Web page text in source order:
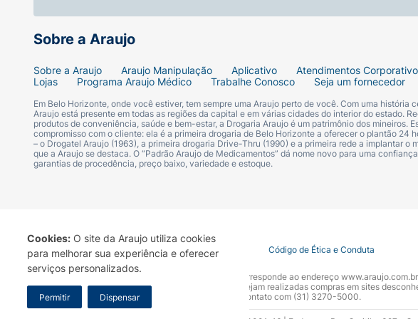
Cookies: O site da Araujo utiliza cookies
para melhorar sua experiência e oferecer
serviços personalizados.
Permitir Dispensar
Sobre a Araujo
Sobre a Araujo Araujo Manipulação Aplicativo Atendimentos
Lojas
Programa Araujo Médico Trabalhe Conosco Seja um fornecedor
Em Belo Horizonte, onde você estiver, tem sempre uma Araujo perto de você. Com uma
Araujo está presente em todas as regiões da capital e em várias cidades do interior do estado.
produtos de conveniência, saúde e bem-estar, a Drogaria Araujo é um patrimônio dos mineiros.
compromisso com o cliente: ela é a primeira drogaria de Belo Horizonte a oferecer o plantão 24
– o Drogatel Araujo (1963), a primeira drogaria Drive-Thru (1990) e a primeira rede a implantar
que a Araujo se destaca. O “Padrão Araujo de Medicamentos” dá nome novo para uma
garantias de procedência, preço baixo, variedade e estoque.
Termo de Uso Portal da Privacidade Covid-19 Código de Ética e Conduta
A Drogaria Araujo S/A informa que o seu site oficial corresponde ao endereço
marca. Para sua segurança recomendamos que não sejam realizadas compras em sites
Araujo S.A. Em caso de dúvidas, gentileza entrar em contato com (31) 3270-5000.